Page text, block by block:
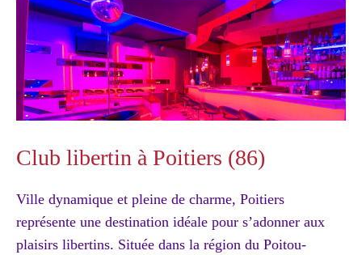
Club libertin à Poitiers (86)
Ville dynamique et pleine de charme, Poitiers
représente une destination idéale pour s’adonner aux
plaisirs libertins. Située dans la région du Poitou-